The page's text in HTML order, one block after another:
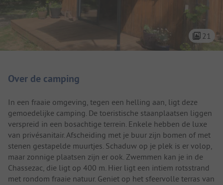
21
Over de camping
In een fraaie omgeving, tegen een helling aan, ligt deze
gemoedelijke camping. De toeristische staanplaatsen liggen
verspreid in een bosachtige terrein. Enkele hebben de luxe
van privésanitair. Afscheiding met je buur zijn bomen of met
stenen gestapelde muurtjes. Schaduw op je plek is er volop,
maar zonnige plaatsen zijn er ook. Zwemmen kan je in de
Chassezac, die ligt op 400 m. Hier ligt een intiem rotsstrand
met rondom fraaie natuur. Geniet op het sfeervolle terras van